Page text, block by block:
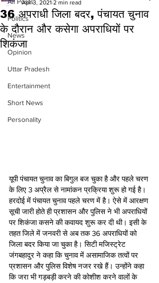
Politics
News
Opinion
Uttar Pradesh
Entertainment
Short News
Personality
36 अपराधी जिला बदर, पंचायत चुनाव
के दौरान और कसेगा अपराधियों पर
शिकंजा
Apr 3, 2021 2 min read
यूपी पंचायत चुनाव का बिगुल बज चुका है और पहले चरण
के लिए 3 अप्रैल से नामांकन प्रक्रिया शुरू हो गई है।
हरदोई में पंचायत चुनाव पहले चरण में है। ऐसे में आरक्षण
सूची जारी होते ही प्रशासन और पुलिस ने भी अपराधियों
पर शिकंजा कसने की कवायद शुरू कर दी थी। इसी के
तहत जिले में जनवरी से अब तक 36 अपराधियों को
जिला बदर किया जा चुका है। सिटी मजिस्ट्रेट
जंगबहादुर ने कहा कि चुनाव में असामाजिक तत्वों पर
प्रशासन और पुलिस विशेष नजर रखे हैं। उन्होंने कहा
कि जरा भी गड़बड़ी करने की कोशीश करने वालों के